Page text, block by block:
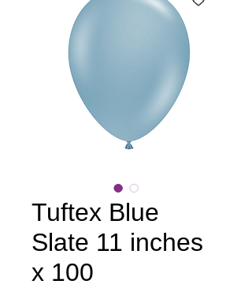
Tuftex Blue
Slate 11 inches
x 100